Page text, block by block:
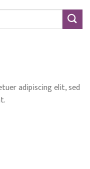
adipiscing elit, sed